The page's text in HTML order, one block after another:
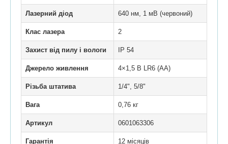
Лазерний діод 640 нм, 1 мВ (червоний)
Клас лазера 2
Захист від пилу і вологи IP 54
Джерело живлення 4×1,5 В LR6 (AA)
Різьба штатива 1/4", 5/8"
Вага 0,76 кг
Артикул 0601063306
Гарантія 12 місяців